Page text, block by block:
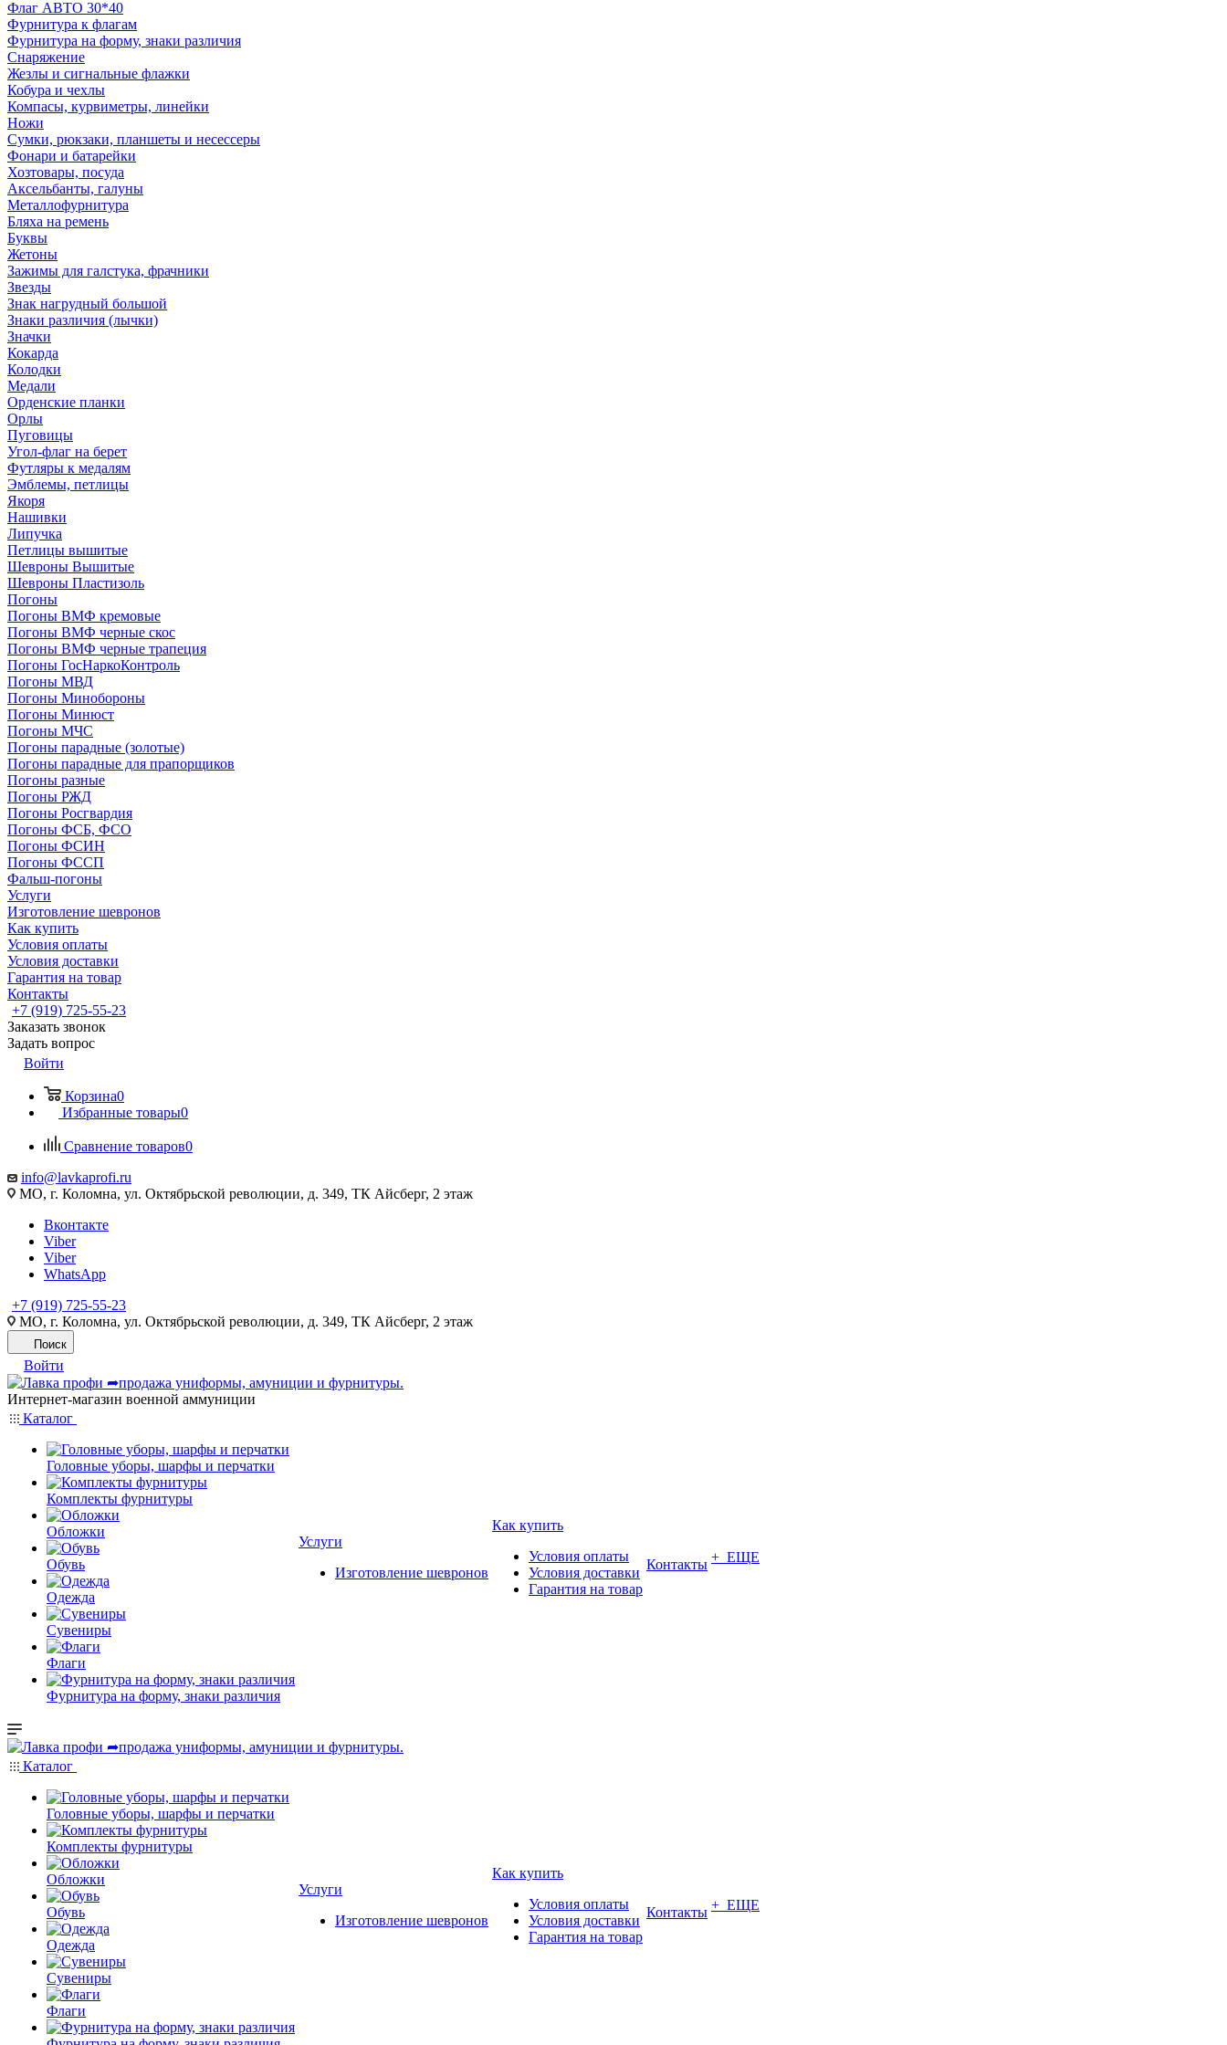
Флаг АВТО 30*40
Фурнитура к флагам
Фурнитура на форму, знаки различия
Снаряжение
Жезлы и сигнальные флажки
Кобура и чехлы
Компасы, курвиметры, линейки
Ножи
Сумки, рюкзаки, планшеты и несессеры
Фонари и батарейки
Хозтовары, посуда
Аксельбанты, галуны
Металлофурнитура
Бляха на ремень
Буквы
Жетоны
Зажимы для галстука, фрачники
Звезды
Знак нагрудный большой
Знаки различия (лычки)
Значки
Кокарда
Колодки
Медали
Орденские планки
Орлы
Пуговицы
Угол-флаг на берет
Футляры к медалям
Эмблемы, петлицы
Якоря
Нашивки
Липучка
Петлицы вышитые
Шевроны Вышитые
Шевроны Пластизоль
Погоны
Погоны ВМФ кремовые
Погоны ВМФ черные скос
Погоны ВМФ черные трапеция
Погоны ГосНаркоКонтроль
Погоны МВД
Погоны Минобороны
Погоны Минюст
Погоны МЧС
Погоны парадные (золотые)
Погоны парадные для прапорщиков
Погоны разные
Погоны РЖД
Погоны Росгвардия
Погоны ФСБ, ФСО
Погоны ФСИН
Погоны ФССП
Фальш-погоны
Услуги
Изготовление шевронов
Как купить
Условия оплаты
Условия доставки
Гарантия на товар
Контакты
+7 (919) 725-55-23
Заказать звонок
Задать вопрос
Войти
Корзина0
Избранные товары0
Сравнение товаров0
info@lavkaprofi.ru
МО, г. Коломна, ул. Октябрьской революции, д. 349, ТК Айсберг, 2 этаж
Вконтакте
Viber
Viber
WhatsApp
+7 (919) 725-55-23
МО, г. Коломна, ул. Октябрьской революции, д. 349, ТК Айсберг, 2 этаж
Поиск
Войти
Интернет-магазин военной аммуниции
Каталог
Головные уборы, шарфы и перчатки
Комплекты фурнитуры
Обложки
Обувь
Одежда
Сувениры
Флаги
Фурнитура на форму, знаки различия
Услуги
Изготовление шевронов
Как купить
Условия оплаты
Условия доставки
Гарантия на товар
Контакты + ЕЩЕ
Каталог
Головные уборы, шарфы и перчатки
Комплекты фурнитуры
Обложки
Обувь
Одежда
Сувениры
Флаги
Услуги
Изготовление шевронов
Как купить
Условия оплаты
Условия доставки
Гарантия на товар
Контакты + ЕЩЕ